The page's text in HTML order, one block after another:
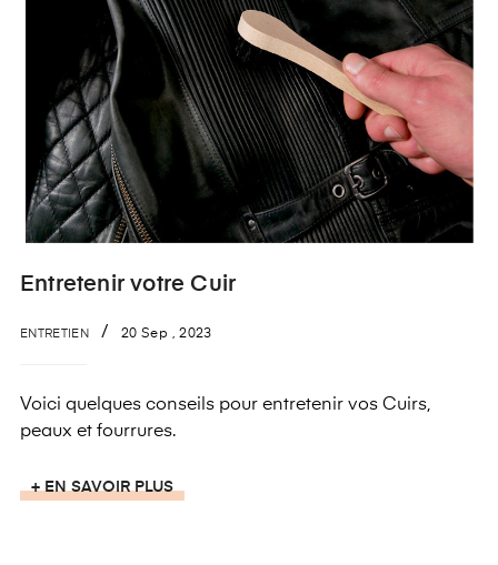
Entretenir votre Cuir
ENTRETIEN 20Sep ,2023
Voici quelques conseils pour entretenir vos Cuirs,
peaux et fourrures.
+ EN SAVOIR PLUS